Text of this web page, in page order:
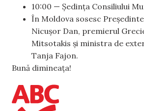
10:00 — Ședința Consiliului
În Moldova sosesc
Nicușor Dan, premierul
Mitsotakis și ministra de
Tanja Fajon.
Bună dimineața!